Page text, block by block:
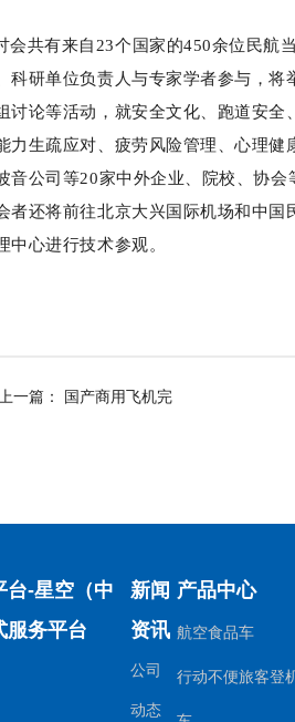
会共有来自23个国家的450余位民航
科研单位负责人与专家学者参与，将
讨论等活动，就安全文化、跑道安全
力生疏应对、疲劳风险管理、心理健
音公司等20家中外企业、院校、协
者还将前往北京大兴国际机场和中国
中心进行技术参观。
一篇： 国产商用飞机完
台-星空（中
服务平台
新闻
资讯
公司
动态
产品中心
航空食品车
行动不便旅客登